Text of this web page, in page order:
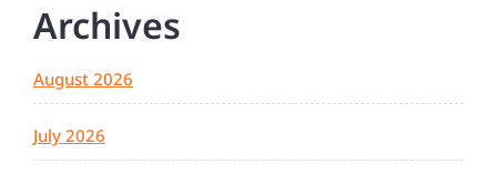
Archives
August 2026
July 2026